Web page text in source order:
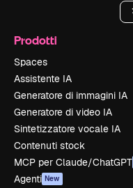
Prodotti
Spaces
Assistente IA
Generatore di immagini IA
Generatore di video IA
Sintetizzatore vocale IA
Contenuti stock
MCP per Claude/ChatGPT
Agenti New